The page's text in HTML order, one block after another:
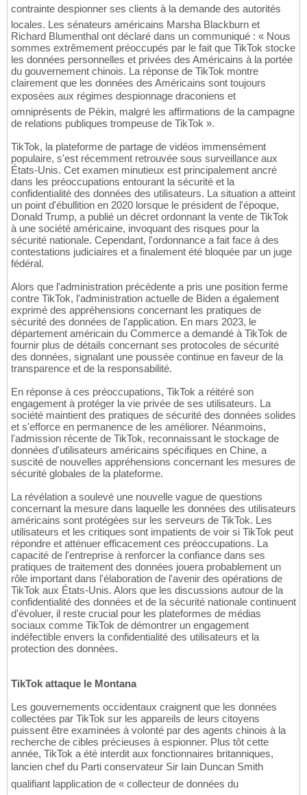
contrainte despionner ses clients à la demande des autorités
locales. Les sénateurs américains Marsha Blackburn et
Richard Blumenthal ont déclaré dans un communiqué : « Nous
sommes extrêmement préoccupés par le fait que TikTok stocke
les données personnelles et privées des Américains à la portée
du gouvernement chinois. La réponse de TikTok montre
clairement que les données des Américains sont toujours
exposées aux régimes despionnage draconiens et
omniprésents de Pékin, malgré les affirmations de la campagne
de relations publiques trompeuse de TikTok ».
TikTok, la plateforme de partage de vidéos immensément
populaire, s'est récemment retrouvée sous surveillance aux
États-Unis. Cet examen minutieux est principalement ancré
dans les préoccupations entourant la sécurité et la
confidentialité des données des utilisateurs. La situation a atteint
un point d'ébullition en 2020 lorsque le président de l'époque,
Donald Trump, a publié un décret ordonnant la vente de TikTok
à une société américaine, invoquant des risques pour la
sécurité nationale. Cependant, l'ordonnance a fait face à des
contestations judiciaires et a finalement été bloquée par un juge
fédéral.
Alors que l'administration précédente a pris une position ferme
contre TikTok, l'administration actuelle de Biden a également
exprimé des appréhensions concernant les pratiques de
sécurité des données de l'application. En mars 2023, le
département américain du Commerce a demandé à TikTok de
fournir plus de détails concernant ses protocoles de sécurité
des données, signalant une poussée continue en faveur de la
transparence et de la responsabilité.
En réponse à ces préoccupations, TikTok a réitéré son
engagement à protéger la vie privée de ses utilisateurs. La
société maintient des pratiques de sécurité des données solides
et s'efforce en permanence de les améliorer. Néanmoins,
l'admission récente de TikTok, reconnaissant le stockage de
données d'utilisateurs américains spécifiques en Chine, a
suscité de nouvelles appréhensions concernant les mesures de
sécurité globales de la plateforme.
La révélation a soulevé une nouvelle vague de questions
concernant la mesure dans laquelle les données des utilisateurs
américains sont protégées sur les serveurs de TikTok. Les
utilisateurs et les critiques sont impatients de voir si TikTok peut
répondre et atténuer efficacement ces préoccupations. La
capacité de l'entreprise à renforcer la confiance dans ses
pratiques de traitement des données jouera probablement un
rôle important dans l'élaboration de l'avenir des opérations de
TikTok aux États-Unis. Alors que les discussions autour de la
confidentialité des données et de la sécurité nationale continuent
d'évoluer, il reste crucial pour les plateformes de médias
sociaux comme TikTok de démontrer un engagement
indéfectible envers la confidentialité des utilisateurs et la
protection des données.
TikTok attaque le Montana
Les gouvernements occidentaux craignent que les données
collectées par TikTok sur les appareils de leurs citoyens
puissent être examinées à volonté par des agents chinois à la
recherche de cibles précieuses à espionner. Plus tôt cette
année, TikTok a été interdit aux fonctionnaires britanniques,
lancien chef du Parti conservateur Sir Iain Duncan Smith
qualifiant lapplication de « collecteur de données du